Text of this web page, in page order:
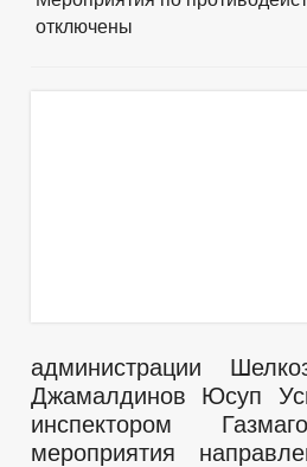
отключены
администрации
Джамалдинов Юсуп
инспектором
мероприятия